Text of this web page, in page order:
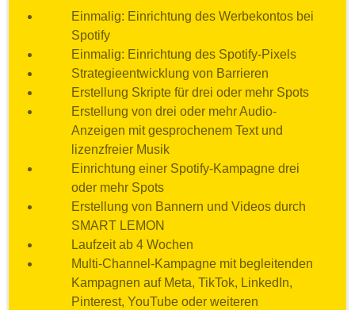
Einmalig: Einrichtung des Werbekontos bei
Spotify
Einmalig: Einrichtung des Spotify-Pixels
Strategieentwicklung von Barrieren
Erstellung Skripte für drei oder mehr Spots
Erstellung von drei oder mehr Audio-
Anzeigen mit gesprochenem Text und
lizenzfreier Musik
Einrichtung einer Spotify-Kampagne drei
oder mehr Spots
Erstellung von Bannern und Videos durch
SMART LEMON
Laufzeit ab 4 Wochen
Multi-Channel-Kampagne mit begleitenden
Kampagnen auf Meta, TikTok, LinkedIn,
Pinterest, YouTube oder weiteren